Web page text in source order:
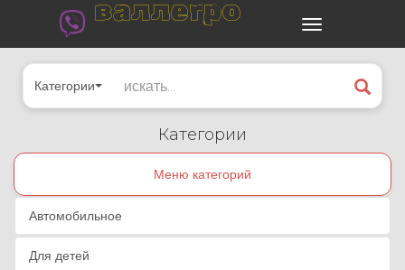
валлегро
Категории
Категории
Меню категорий
Автомобильное
Для детей